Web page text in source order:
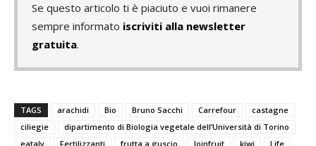
Se questo articolo ti è piaciuto e vuoi rimanere
sempre informato iscriviti alla newsletter
gratuita.
TAGS arachidi Bio Bruno Sacchi Carrefour
castagne
ciliegie
dipartimento di Biologia vegetale dell’Università di Torino
eataly
Fertilizzanti frutta a guscio Joinfruit kiwi
Life